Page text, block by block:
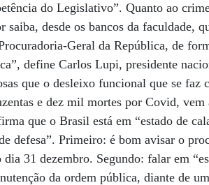
do Legislativo”. Quanto ao
desde os bancos da faculdade,
Geral da República, de
define Carlos Lupi, presidente
que o desleixo funcional que se
e dez mil mortes por Covid,
que o Brasil está em “estado de
defesa”. Primeiro: é bom avisar o
dia 31 dezembro. Segundo: falar em
da ordem pública, diante de